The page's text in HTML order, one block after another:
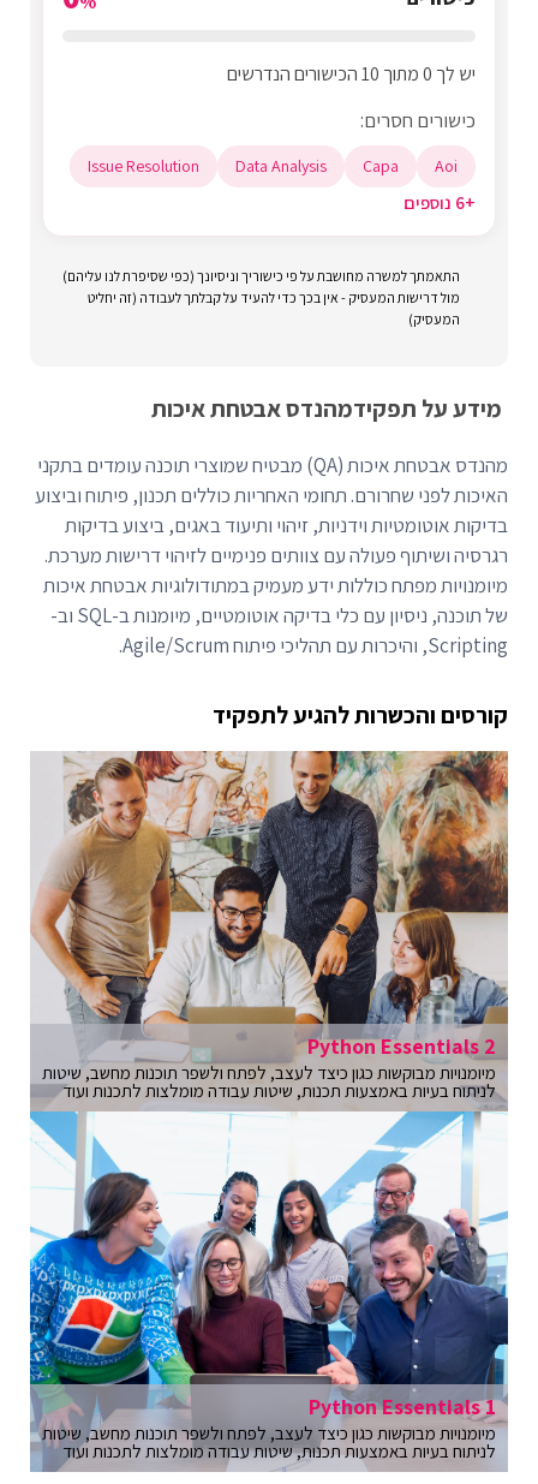
יש לך 0 מתוך 10 הכישורים הנדרשים
כישורים חסרים:
Aoi
Capa
Data Analysis
Issue Resolution
+6 נוספים
התאמתך למשרה מחושבת על פי כישוריך וניסיונך (כפי שסיפרת לנו עליהם)
מול דרישות המעסיק - אין בכך כדי להעיד על קבלתך לעבודה (זה יחליט
המעסיק)
מידע על תפקידמהנדס אבטחת איכות
מהנדס אבטחת איכות (QA) מבטיח שמוצרי תוכנה עומדים בתקני
האיכות לפני שחרורם. תחומי האחריות כוללים תכנון, פיתוח וביצוע
בדיקות אוטומטיות וידניות, זיהוי ותיעוד באגים, ביצוע בדיקות
רגרסיה ושיתוף פעולה עם צוותים פנימיים לזיהוי דרישות מערכת.
מיומנויות מפתח כוללות ידע מעמיק במתודולוגיות אבטחת איכות
של תוכנה, ניסיון עם כלי בדיקה אוטומטיים, מיומנות ב-SQL וב-
Scripting, והיכרות עם תהליכי פיתוח Agile/Scrum.
קורסים והכשרות להגיע לתפקיד
Python Essentials 2
מיומנויות מבוקשות כגון כיצד לעצב, לפתח ולשפר תוכנות מחשב, שיטות
לניתוח בעיות באמצעות תכנות, שיטות עבודה מומלצות לתכנות ועוד
Python Essentials 1
מיומנויות מבוקשות כגון כיצד לעצב, לפתח ולשפר תוכנות מחשב, שיטות
לניתוח בעיות באמצעות תכנות, שיטות עבודה מומלצות לתכנות ועוד